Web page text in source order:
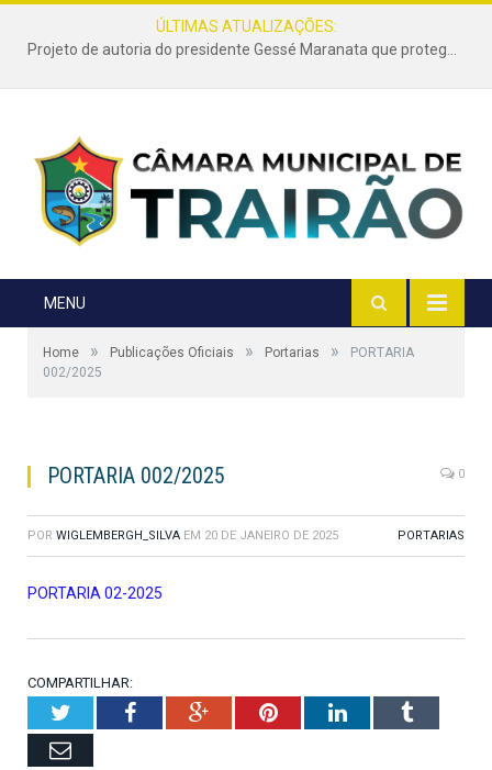
ÚLTIMAS ATUALIZAÇÕES:
Projeto de autoria do presidente Gessé Maranata que protege as estradas vicinais de Trairão é transformado em lei
MENU
Home » Publicações Oficiais » Portarias »
PORTARIA
002/2025
PORTARIA 002/2025 0
POR WIGLEMBERGH_SILVA EM 20 DE JANEIRO DE 2025 PORTARIAS
PORTARIA 02-2025
COMPARTILHAR:
TwitterFacebookGoogle+PinterestLinkedInTumblr
Email